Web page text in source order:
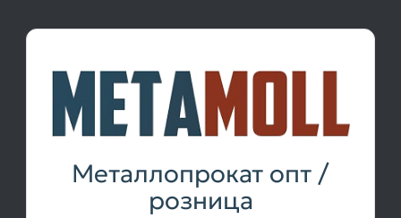
Металлопрокат опт /
розница